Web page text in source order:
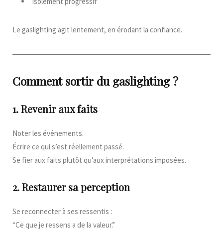
Le gaslighting agit lentement, en érodant la confiance.
Comment sortir du gaslighting ?
1. Revenir aux faits
Noter les événements.
Écrire ce qui s’est réellement passé.
Se fier aux faits plutôt qu’aux interprétations imposées.
2. Restaurer sa perception
Se reconnecter à ses ressentis :
“Ce que je ressens a de la valeur.”